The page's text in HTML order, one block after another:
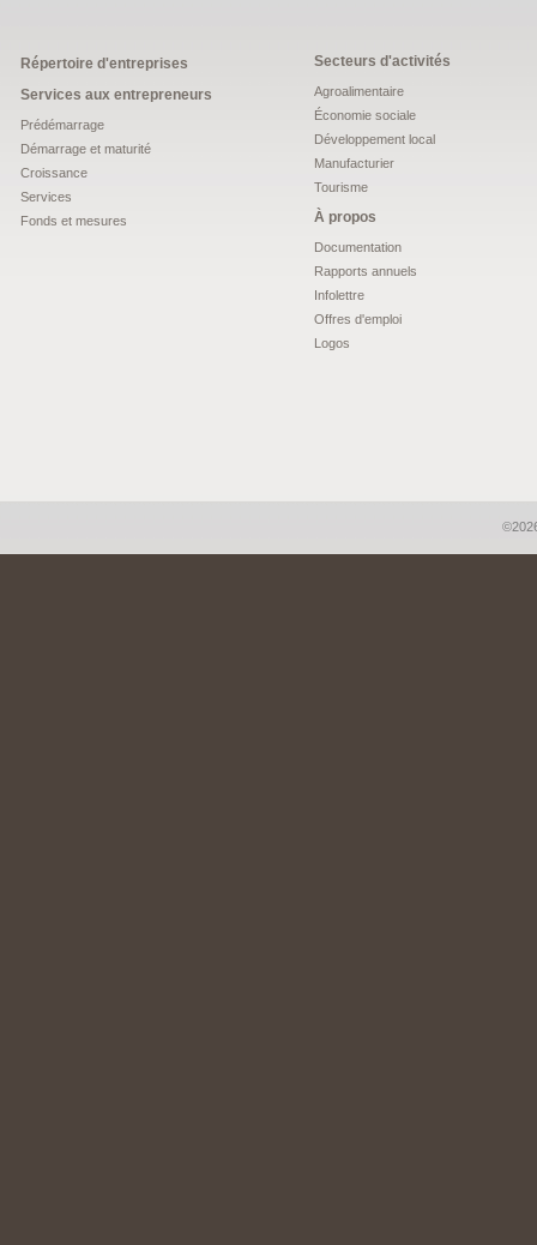
Répertoire d'entreprises
Services aux entrepreneurs
Prédémarrage
Démarrage et maturité
Croissance
Services
Fonds et mesures
Secteurs d'activités
Agroalimentaire
Économie sociale
Développement local
Manufacturier
Tourisme
À propos
Documentation
Rapports annuels
Infolettre
Offres d'emploi
Logos